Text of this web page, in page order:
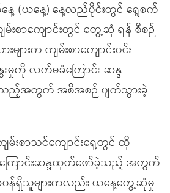
နေ့ (ယနေ့) နေ့လည်ပိုင်းတွင် ရွှေစက်
းစာကျောင်းတွင် တွေ့ဆုံ ရန် စီစဉ်
ျားက ကျမ်းစာကျောင်းဝင်း
ကို လက်မခံကြောင်း ဆန္ဒ
အတွက် အစီအစဉ် ပျက်သွားခဲ့
ျမ်းစာသင်ကျောင်းရှေ့တွင် ထို
ာင်းဆန္ဒထုတ်ဖော်ခဲ့သည့် အတွက်
ာဝန်ရှိသူများကလည်း ယနေ့တွေ့ဆုံမှု